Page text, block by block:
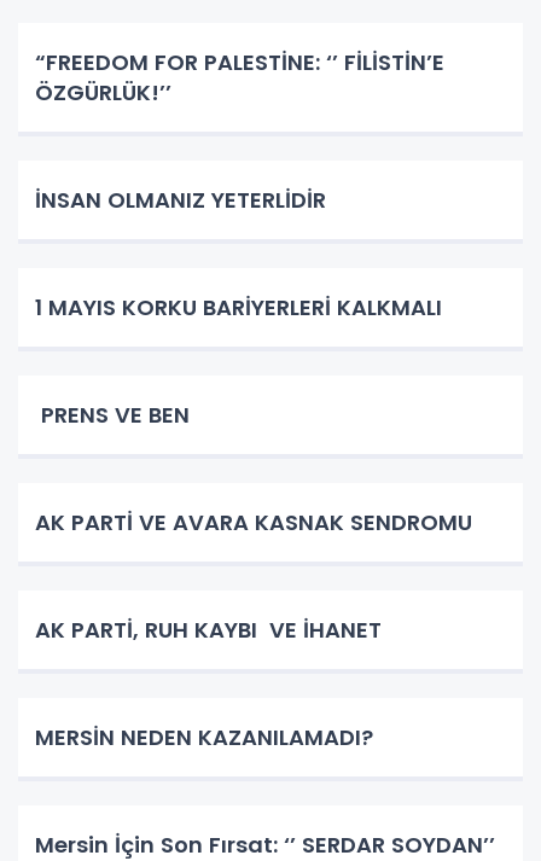
​​​​​​​“FREEDOM FOR PALESTİNE: ‘’ FİLİSTİN’E
ÖZGÜRLÜK!’’
İNSAN OLMANIZ YETERLİDİR
1 MAYIS KORKU BARİYERLERİ KALKMALI
PRENS VE BEN
AK PARTİ VE AVARA KASNAK SENDROMU
AK PARTİ, RUH KAYBI VE İHANET
MERSİN NEDEN KAZANILAMADI?
Mersin İçin Son Fırsat: ‘’ SERDAR SOYDAN’’